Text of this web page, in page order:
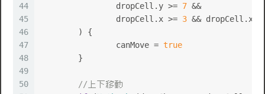
44
45
46
47
48
49
50
		dropCell.
y >= 7 &&
		dropCell.
x >= 3 && dropCell. x
	) {
		canMove =
true
	}
//上下移動